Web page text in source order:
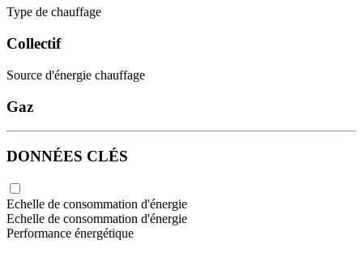
Type de chauffage
Collectif
Source d'énergie chauffage
Gaz
DONNÉES CLÉS
Echelle de consommation d'énergie
Echelle de consommation d'énergie
Performance énergétique